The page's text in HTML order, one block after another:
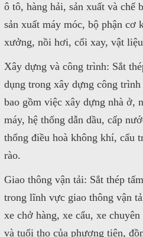
ô tô, hàng hải, sản xuất và chế
sản xuất máy móc, bộ phận cơ
xưởng, nồi hơi, cối xay, vật
Xây dựng và công trình: Sắt
dụng trong xây dựng công
bao gồm việc xây dựng nhà ở,
máy, hệ thống dẫn dầu, cấp
thống điều hoà không khí, cấu
rào.
Giao thông vận tải: Sắt thép
trong lĩnh vực giao thông vận
xe chở hàng, xe cẩu, xe
và tuổi thọ của phương tiện,